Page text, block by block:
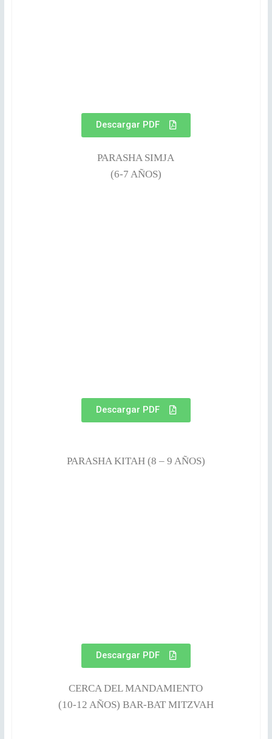
Descargar PDF
PARASHA SIMJA
(6-7 AÑOS)
Descargar PDF
PARASHA KITAH (8 – 9 AÑOS)
Descargar PDF
CERCA DEL MANDAMIENTO
(10-12 AÑOS) BAR-BAT MITZVAH